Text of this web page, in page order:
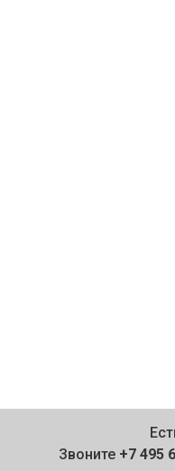
Звоните +7 495